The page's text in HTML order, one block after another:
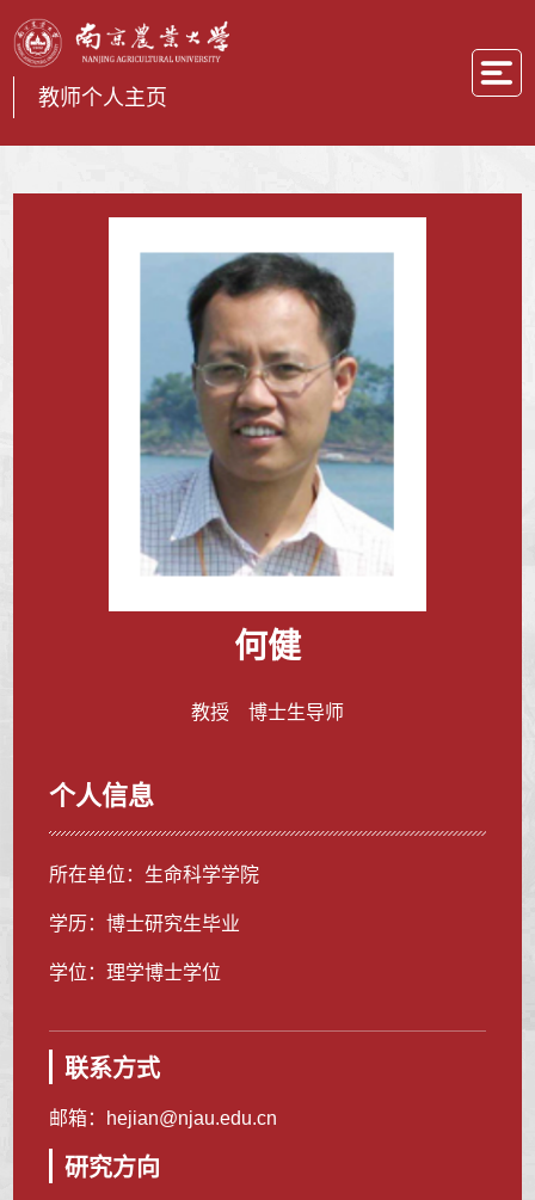
教师个人主页
何健
教授 博士生导师
个人信息
所在单位：生命科学学院
学历：博士研究生毕业
学位：理学博士学位
联系方式
邮箱： hejian@njau.edu.cn
研究方向